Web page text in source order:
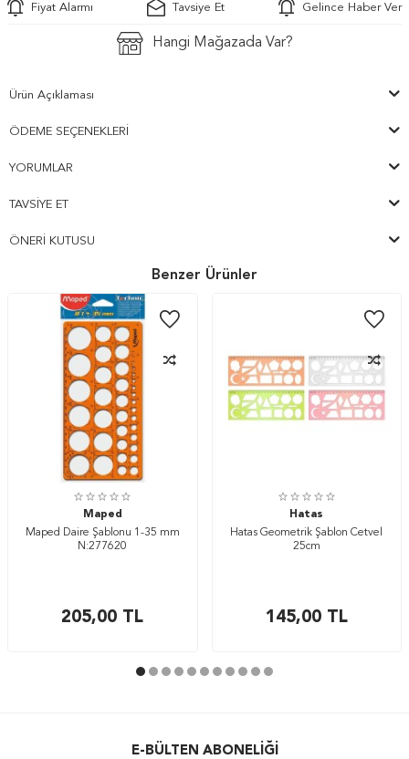
Fiyat Alarmı Tavsiye Et Gelince Haber Ver
Hangi Mağazada Var?
Ürün Açıklaması
ÖDEME SEÇENEKLERI
YORUMLAR
TAVSIYE ET
ÖNERI KUTUSU
Benzer Ürünler
Maped
Maped Daire Şablonu 1-35 mm
N:277620
205,00 TL
Hatas
Hatas Geometrik Şablon Cetvel
25cm
145,00TL
E-BÜLTEN ABONELIĞI